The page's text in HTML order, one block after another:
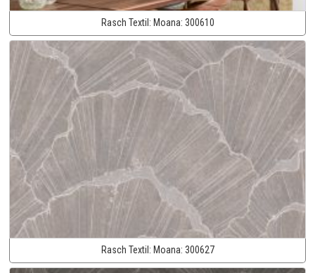
Rasch Textil: Moana: 300610
Rasch Textil: Moana: 300627